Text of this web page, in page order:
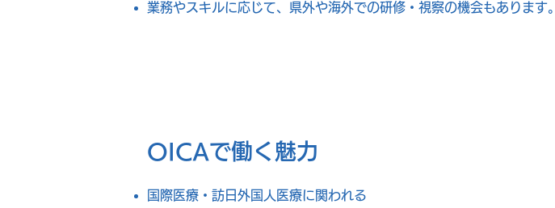
業務やスキルに応じて、県外や海外での研修・視察の機会もあります。
OICAで働く魅力
国際医療・訪日外国人医療に関われる